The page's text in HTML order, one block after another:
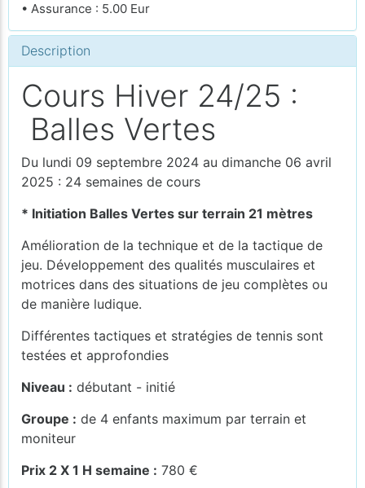
• Assurance : 5.00 Eur
Description
Cours Hiver 24/25 :
Balles Vertes
Du lundi 09 septembre 2024 au dimanche 06 avril
2025 : 24 semaines de cours
* Initiation Balles Vertes sur terrain 21 mètres
Amélioration de la technique et de la tactique de
jeu. Développement des qualités musculaires et
motrices dans des situations de jeu complètes ou
de manière ludique.
Différentes tactiques et stratégies de tennis sont
testées et approfondies
Niveau : débutant - initié
Groupe : de 4 enfants maximum par terrain et
moniteur
Prix 2 X 1 H semaine : 780 €